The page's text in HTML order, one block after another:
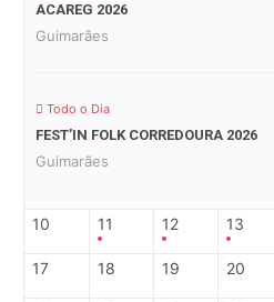
ACAREG 2026
Guimarães
Todo o Dia
FEST’IN FOLK CORREDOURA 2026
Guimarães
10 11 12 13
17 18 19 20